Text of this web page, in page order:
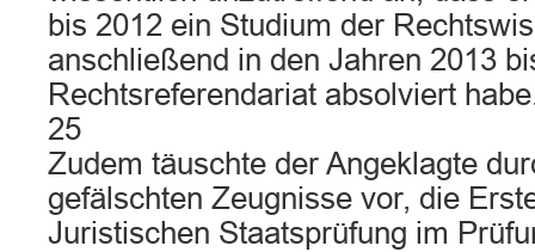
bis 2012 ein Studium der
anschließend in den Jahren 2013
Rechtsreferendariat absolviert
25
Zudem täuschte der Angeklagte
gefälschten Zeugnisse vor, die
Juristischen Staatsprüfung im